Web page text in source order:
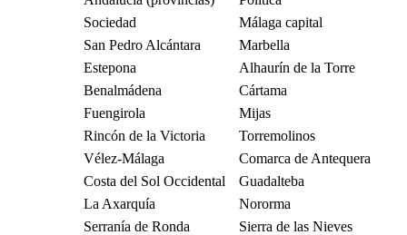
Sociedad
Málaga capital
San Pedro Alcántara
Marbella
Estepona
Alhaurín de la Torre
Benalmádena
Cártama
Fuengirola
Mijas
Rincón de la Victoria
Torremolinos
Vélez-Málaga
Comarca de Antequera
Costa del Sol Occidental
Guadalteba
La Axarquía
Nororma
Serranía de Ronda
Sierra de las Nieves